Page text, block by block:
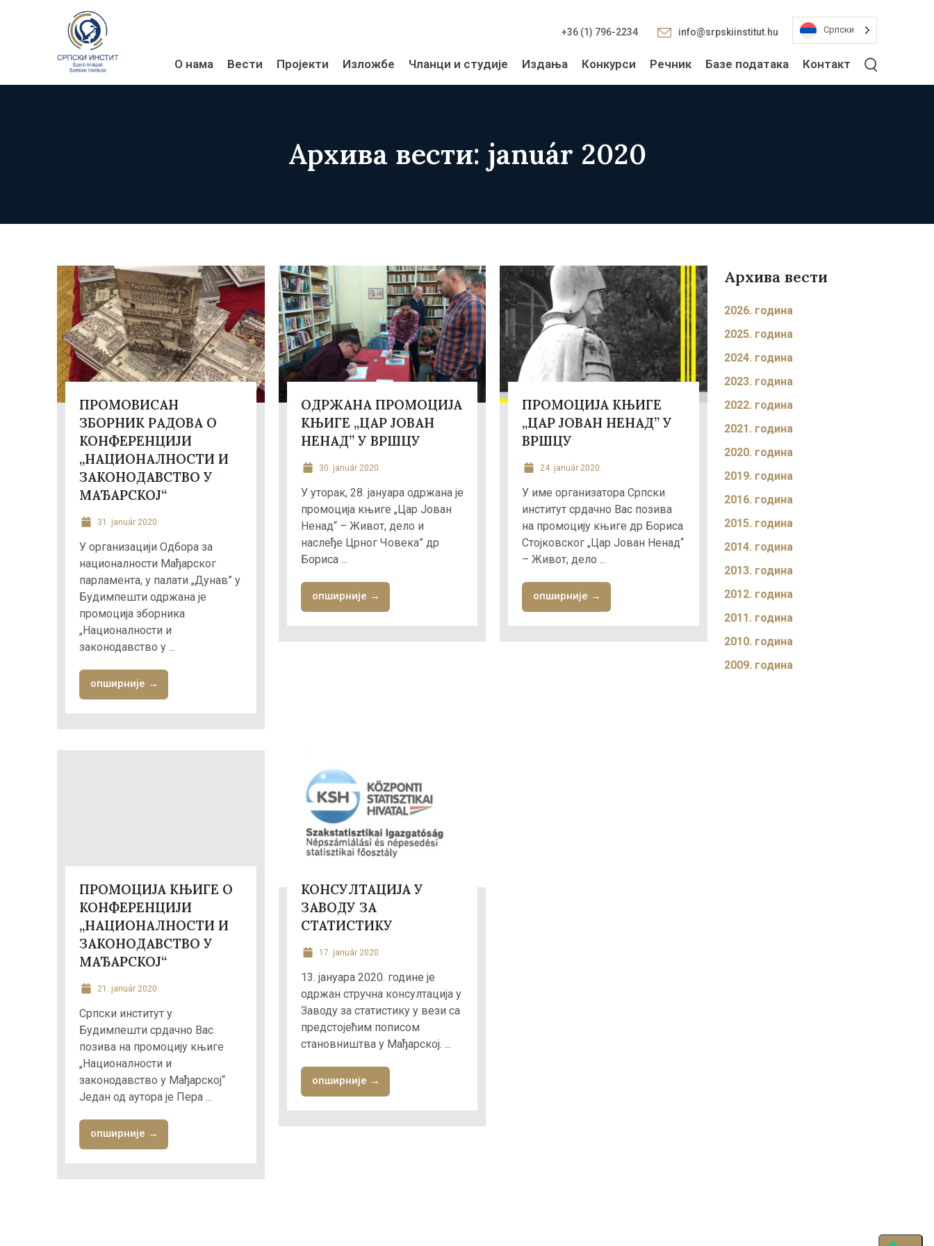
+36 (1) 796-2234 info@srpskiinstitut.hu Српски
О нама Вести Пројекти Изложбе Чланци и студије Издања Конкурси Речник Базе података Контакт
Архива вести: január 2020
ПРОМОВИСАН
ЗБОРНИК РАДОВА О
КОНФЕРЕНЦИЈИ
„НАЦИОНАЛНОСТИ И
ЗАКОНОДАВСТВО У
МАЂАРСКОЈ“
31. január 2020.
У организацији Одбора за
националности Мађарског
парламента, у палати „Дунав” у
Будимпешти одржана је
промоција зборника
„Националности и
законодавство у ...
опширније →
ОДРЖАНА ПРОМОЦИЈА
КЊИГЕ „ЦАР ЈОВАН
НЕНАД” У ВРШЦУ
30. január 2020.
У уторак, 28. јануара одржана је
промоција књиге „Цар Јован
Ненад“ – Живот, дело и
наслеђе Црног Човека” др
Бориса ...
опширније →
ПРОМОЦИЈА КЊИГЕ
„ЦАР ЈОВАН НЕНАД” У
ВРШЦУ
24. január 2020.
У име организатора Српски
институт срдачно Вас позива
на промоцију књиге др Бориса
Стојковског „Цар Јован Ненад“
– Живот, дело ...
опширније →
ПРОМОЦИЈА КЊИГЕ О
КОНФЕРЕНЦИЈИ
„НАЦИОНАЛНОСТИ И
ЗАКОНОДАВСТВО У
МАЂАРСКОЈ“
21. január 2020.
Српски институт у
Будимпешти срдачно Вас
позива на промоцију књиге
„Националности и
законодавство у Мађарској“
Jедан од аутора је Пера ...
опширније →
КОНСУЛТАЦИЈА У
ЗАВОДУ ЗА
СТАТИСТИКУ
17. január 2020.
13. јануара 2020. године је
одржан стручна консултација у
Заводу за статистику у вези са
предстојећим пописом
становништва у Мађарској. ...
опширније →
Архива вести
2026. година
2025. година
2024. година
2023. година
2022. година
2021. година
2020. година
2019. година
2016. година
2015. година
2014. година
2013. година
2012. година
2011. година
2010. година
2009. година